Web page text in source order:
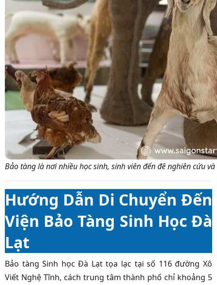
Bảo tàng là nơi nhiều học sinh, sinh viên đến đê nghiên cứu
Hướng Dẫn Di Chuyển Đến
Viện Bảo Tàng Sinh Học Đà
Lạt
Bảo tàng Sinh học Đà Lạt tọa lạc tại số 116 đường Xô
Viết Nghệ Tĩnh, cách trung tâm thành phố chỉ khoảng 5